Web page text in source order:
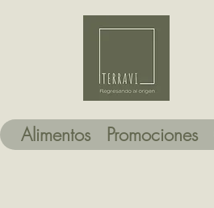
Alimentos Promociones